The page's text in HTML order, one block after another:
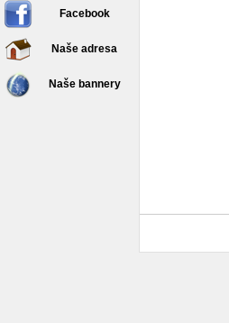
Facebook
Naše adresa
Naše bannery